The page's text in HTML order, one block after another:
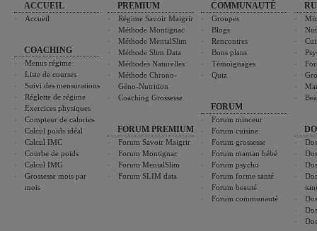
ACCUEIL
Accueil
COACHING
Menus régime
Liste de courses
Suivi des mensurations
Réglette de régime
Exercices physiques
Compteur de calories
Calcul poids idéal
Calcul IMC
Courbe de poids
Calcul IMG
Grossesse mois par
mois
PREMIUM
Régime Savoir Maigrir
Méthode Montignac
Méthode MentalSlim
Méthode Slim Data
Méthodes Naturelles
Méthode Chrono-
Géno-Nutrition
Coaching Grossesse
FORUM PREMIUM
Forum Savoir Maigrir
Forum Montignac
Forum MentalSlim
Forum SLIM data
COMMUNAUTÉ
Groupes
Blogs
Rencontres
Bons plans
Témoignages
Quiz
FORUM
Forum minceur
Forum cuisine
Forum grossesse
Forum maman bébé
Forum psycho
Forum forme santé
Forum beauté
Forum communauté